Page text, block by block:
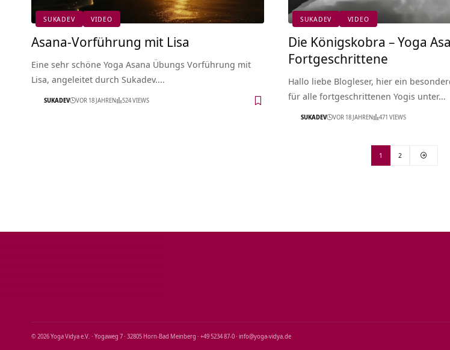
SUKADEV VIDEO
Asana-Vorführung mit Lisa
Eine sehr schöne Yoga Asana Übungs Vorführung mit
Lisa, angeleitet durch Sukadev.…
SUKADEV VOR 18 JAHREN 524 VIEWS
SUKADEV VIDEO
Die Königskobra – Yoga
Fortgeschrittene
Hallo liebe Blogleser, hier ein
für alle fortgeschrittenen Yogis unter…
SUKADEV VOR 18 JAHREN 471 VIEWS
1 2
© 2026 Yoga Vidya e.V. · Yogaweg 7 · 32805 Horn‑Bad Meinberg · +49 5234 87‑0 · info@yoga‑vidya.de